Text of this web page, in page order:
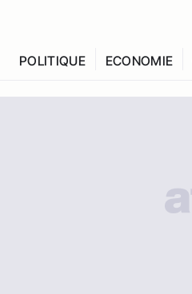
POLITIQUE ECONOMIE